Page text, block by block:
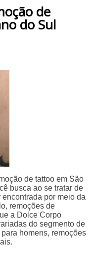
de
do Sul
de tattoo em São
busca ao se tratar de
por meio da
remoções de
a Dolce Corpo
do segmento de
homens, remoções